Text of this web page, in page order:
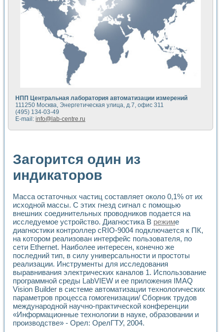
Использование LabVIEW для управления источником
Устройство для снятия вольт-амперных характеристик
Передовые научные технологии: нано-, фемто-,
Автоматизированная установка по измерению временных
Автоматизированный лабораторный комплекс на базе
Визуализация моделирования и оптимизации тепловой
Виртуальный прибор для исследования функциональных
Исследование возможности создания экономичного
Исследование кинетики движения макрочастиц в
Метод прогнозирования свойств дисперсных продуктов
Недорогая система управления сверхпроводящим
Применение технологий NI в курсе экспериментальной
Расчет переноса аэрозоля и выпадения осадка в
Применение NI VISION для геометрического анализа в
Система температурной стабилизации
Управление движением с помощью программно -
Система управления асинхронным тиристорным
Лазерный профилометр
Применение средств NATIONAL INSTRUMENTS для
Разработка автоматизированного стенда для
Автоматизированный стенд рентгеновской диагностики
Высокочувствительные оптоэлектронные
Установка для измерения диэлектрических свойств
Исследование кинетики зарождения и развития
Лабораторный электрический импедансный томограф на
Микрозондовая система для характеризации
Метод траекторий в исследовании
Промышленная автоматизация
Автоматизация технологических процессов получения
Использование систем технического зрения для контроля
Исследование электромагнитных переходных процессов
НПП Центральная лаборатория автоматизации измерений
111250 Москва, Энергетическая улица, д.7, офис 311
(495) 134-03-49
E-mail: info@lab-centre.ru
Загорится один из
индикаторов
Масса остаточных частиц составляет около 0,1% от их
исходной массы. С этих гнезд сигнал с помощью
внешних соединительных проводников подается на
исследуемое устройство. Диагностика В режиме
диагностики контроллер cRIO-9004 подключается к ПК,
на котором реализован интерфейс пользователя, по
сети Ethernet. Наиболее интересен, конечно же
последний тип, в силу универсальности и простоты
реализации. Инструменты для исследования
выравнивания электрических каналов 1. Использование
программной среды LabVIEW и ее приложения IMAQ
Vision Builder в системе автоматизации технологических
параметров процесса гомогенизации/ Сборник трудов
международной научно-практической конференции
«Информационные технологии в науке, образовании и
производстве» - Орел: ОрелГТУ, 2004.